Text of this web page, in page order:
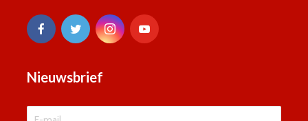
Nieuwsbrief